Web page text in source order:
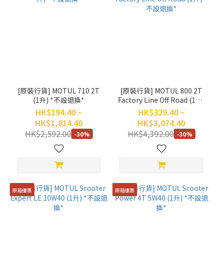
[原裝行貨] MOTUL 710 2T
(1升) *不設退換*
HK$194.40 ~
HK$1,814.40
HK$2,592.00 -30%
[原裝行貨] MOTUL 800 2T
Factory Line Off Road (1升)
*不設退換*
HK$329.40 ~
HK$3,074.40
HK$4,392.00 -30%
原箱優惠 原箱優惠